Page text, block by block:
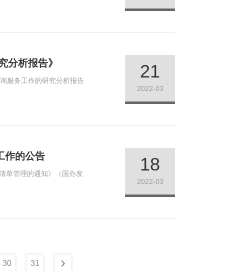
分析报告》
服务工作的研究分析报告
21
2022-03
作的公告
单管理的通知》（国办发
18
2022-03
30 31 ›